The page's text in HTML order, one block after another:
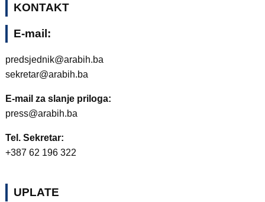
KONTAKT
E-mail:
predsjednik@arabih.ba
sekretar@arabih.ba
E-mail za slanje priloga:
press@arabih.ba
Tel. Sekretar:
+387 62 196 322
UPLATE